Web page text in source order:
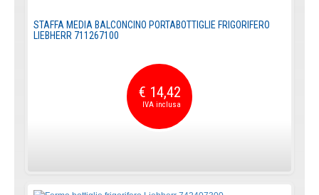
STAFFA MEDIA BALCONCINO PORTABOTTIGLIE FRIGORIFERO
LIEBHERR 711267100
€ 14,42